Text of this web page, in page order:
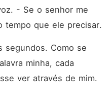
- Se o senhor me
tempo que ele precisar.
segundos. Como se
minha, cada
ver através de mim.